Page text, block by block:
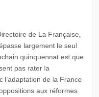
de La Française,
largement le seul
quinquennat est que
pas rater la
l’adaptation de la France
aux réformes